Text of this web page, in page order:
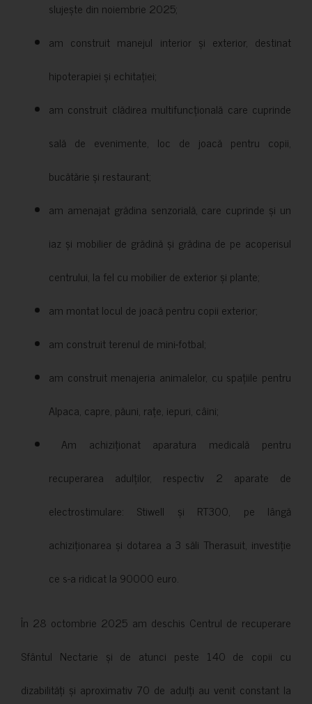
slujește din noiembrie 2025;
am construit manejul interior și exterior, destinat
hipoterapiei și echitației;
am construit clădirea multifuncțională care cuprinde
sală de evenimente, loc de joacă pentru copii,
bucătărie și restaurant;
am amenajat grădina senzorială, care cuprinde și un
iaz și mobilier de grădină și grădina de pe acoperisul
centrului, la fel cu mobilier de exterior și plante;
am montat locul de joacă pentru copii exterior;
am construit terenul de mini-fotbal;
am construit menajeria animalelor, cu spațiile pentru
Alpaca, capre, păuni, rațe, iepuri, câini;
Am achiziționat aparatura medicală pentru
recuperarea adulților, respectiv 2 aparate de
electrostimulare: Stiwell și RT300, pe lângă
achiziționarea și dotarea a 3 săli Therasuit, investiție
ce s-a ridicat la 90000 euro.
În 28 octombrie 2025 am deschis Centrul de recuperare
Sfântul Nectarie și de atunci peste 140 de copii cu
dizabilități și aproximativ 70 de adulți au venit constant la